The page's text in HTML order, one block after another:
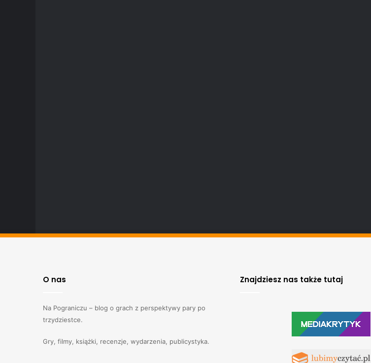
O nas
Na Pograniczu – blog o grach z perspektywy pary po
trzydziestce.
Gry, filmy, książki, recenzje, wydarzenia, publicystyka.
Znajdziesz nas także tutaj